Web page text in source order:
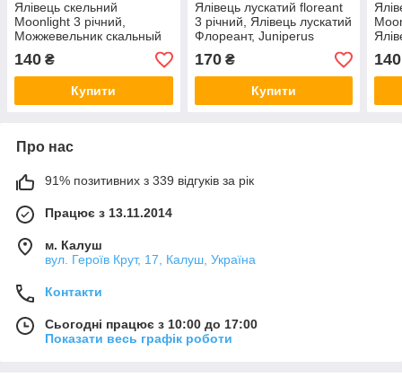
Ялівець скельний
Moonlight 3 річний,
Можжевельник скальный
Мунлайт, Juniperus
scopulorum Moonlight
140 ₴
Купити
Ялівець лускатий floreant
3 річний, Ялівець лускатий
Флореант, Juniperus
squamata floreant
170₴
Купити
140
Про нас
91% позитивних з 339 відгуків за рік
Працює з 13.11.2014
м. Калуш
вул. Героїв Крут, 17, Калуш, Україна
Контакти
Сьогодні працює з 10:00 до 17:00
Показати весь графік роботи